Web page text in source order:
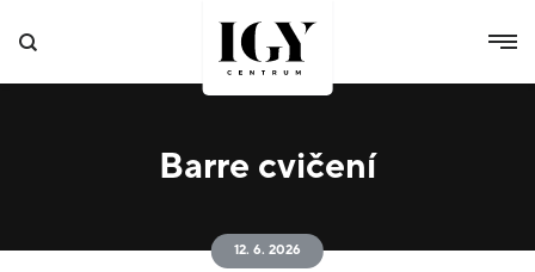
Barre cvičení
12. 6. 2026